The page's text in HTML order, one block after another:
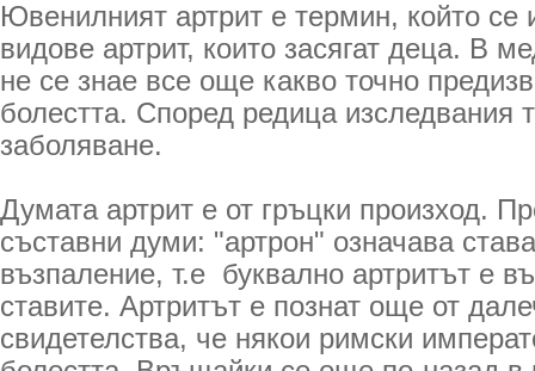
Ювенилният артрит е термин, който се
видове артрит, които засягат деца. В
не се знае все още какво точно
болестта. Според редица изследвания
заболяване.
Думата артрит е от гръцки произход.
съставни думи: "артрон" означава
възпаление, т.е буквално артритът е
ставите. Артритът е познат още от
свидетелства, че някои римски